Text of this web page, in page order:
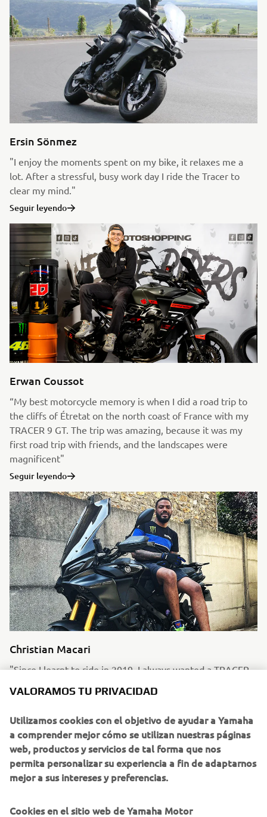
Ersin Sönmez
"I enjoy the moments spent on my bike, it relaxes me a
lot. After a stressful, busy work day I ride the Tracer to
clear my mind."
Seguir leyendo
Erwan Coussot
“My best motorcycle memory is when I did a road trip to
the cliffs of Étretat on the north coast of France with my
TRACER 9 GT. The trip was amazing, because it was my
first road trip with friends, and the landscapes were
magnificent"
Seguir leyendo
Christian Macari
"Since I learnt to ride in 2019, I always wanted a TRACER
VALORAMOS TU PRIVACIDAD
Utilizamos cookies con el objetivo de ayudar a Yamaha
a comprender mejor cómo se utilizan nuestras páginas
web, productos y servicios de tal forma que nos
permita personalizar su experiencia a fin de adaptarnos
mejor a sus intereses y preferencias.
Cookies en el sitio web de Yamaha Motor